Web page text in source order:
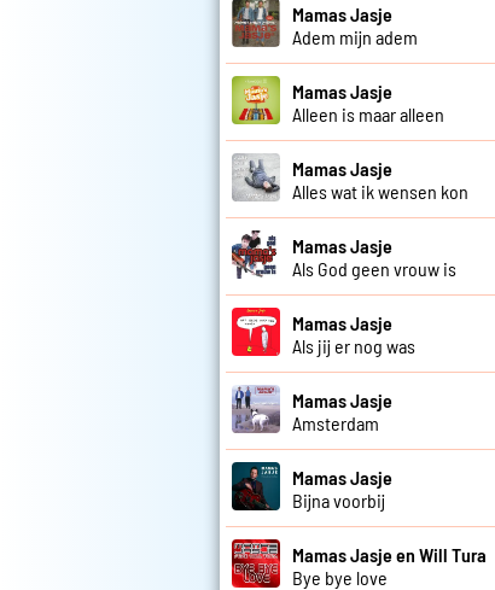
Mamas Jasje
Adem mijn adem
Mamas Jasje
Alleen is maar alleen
Mamas Jasje
Alles wat ik wensen kon
Mamas Jasje
Als God geen vrouw is
Mamas Jasje
Als jij er nog was
Mamas Jasje
Amsterdam
Mamas Jasje
Bijna voorbij
Mamas Jasje en Will Tura
Bye bye love